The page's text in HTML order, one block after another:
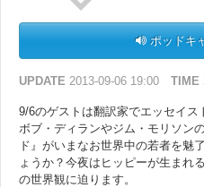
ポッドキ
UPDATE 2013-09-06 19:00 TIME
9/6のゲストは翻訳家でエッセイス
ボブ・ディランやジム・モリソン
ド』がいまなお世界中の若者を魅
ょうか？今夜はヒッピーが生まれ
の世界観に迫ります。